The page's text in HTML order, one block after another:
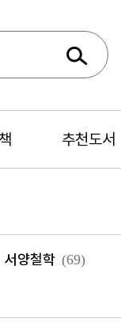
추천도서
서양철학 (69)